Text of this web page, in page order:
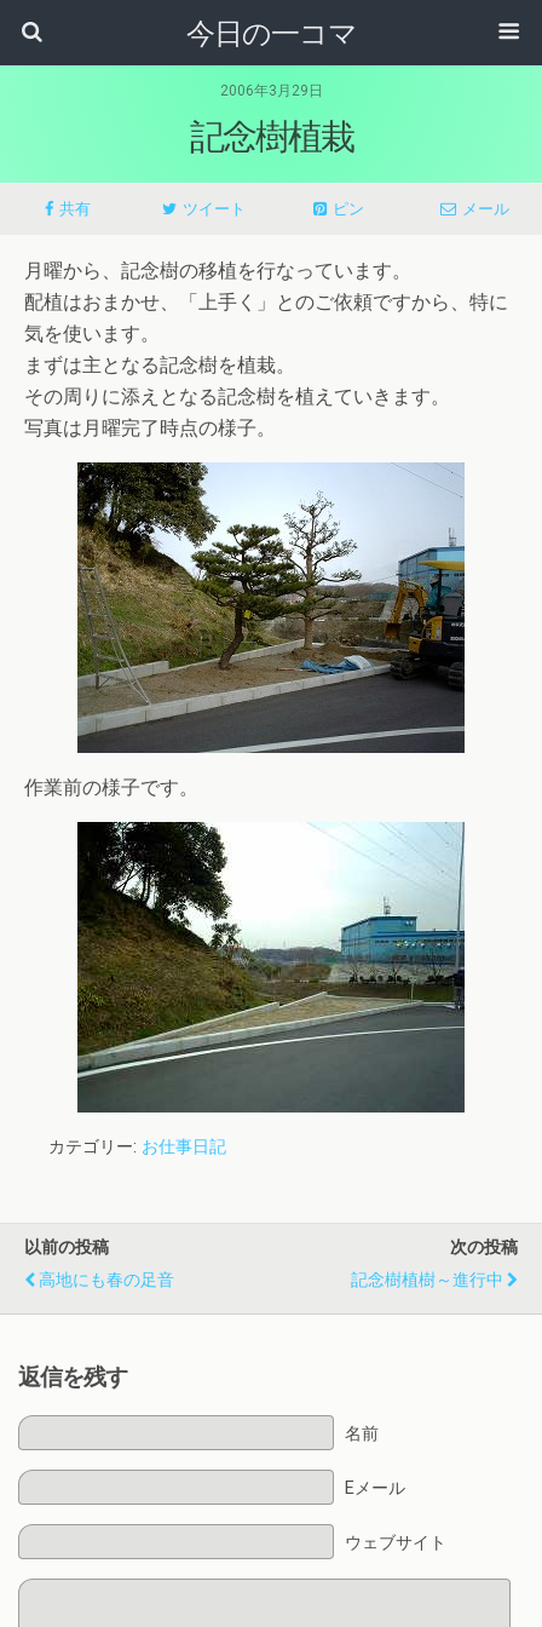
今日の一コマ
2006年3月29日
記念樹植栽
共有 ツイート ピン メール
月曜から、記念樹の移植を行なっています。
配植はおまかせ、「上手く」とのご依頼ですから、特に
気を使います。
まずは主となる記念樹を植栽。
その周りに添えとなる記念樹を植えていきます。
写真は月曜完了時点の様子。
作業前の様子です。
カテゴリー: お仕事日記
以前の投稿
高地にも春の足音
次の投稿
記念樹植樹～進行中
返信を残す
名前
Eメール
ウェブサイト